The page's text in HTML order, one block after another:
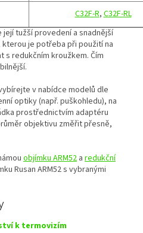
C32F-R,C32F-RL
její tužší provedení a snadnější
je potřeba při použití na
redukčním kroužkem. Čím
v nabídce modelů dle
optiky (např. puškohledu), na
prostřednictvím adaptéru
objektivu změřit přesně,
objímku ARM52 a redukční
Rusan ARM52 s vybranými
k termovizím